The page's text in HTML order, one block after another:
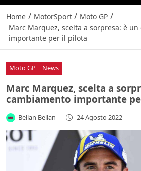
Home / MotorSport / Moto GP /
Marc Marquez, scelta a sorpresa: è
importante per il pilota
Moto GP News
Marc Marquez, scelta a
cambiamento importante
Bellan Bellan - 24 Agosto 2022